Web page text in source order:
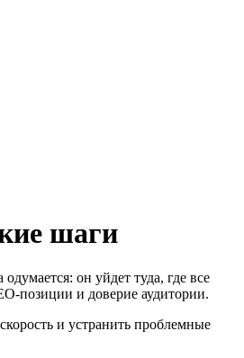
шаги
он уйдет туда, где все
позиции и доверие аудитории.
и устранить проблемные